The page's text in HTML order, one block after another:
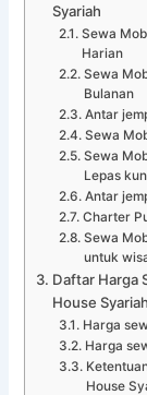
Syariah
Sewa
Harian
Sewa
Bulanan
Antar
Sewa
Sewa
Lepas
Antar
Charter
Sewa
untuk
Daftar Harga
House
Harga
Harga
House